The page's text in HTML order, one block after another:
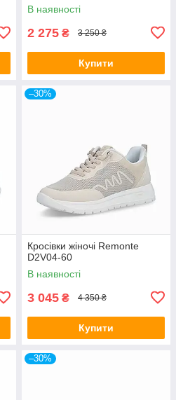
В наявності
2 275 ₴ 3 250 ₴
Купити
–30%
Кросівки жіночі Remonte
D2V04-60
В наявності
3 045 ₴ 4 350 ₴
Купити
–30%